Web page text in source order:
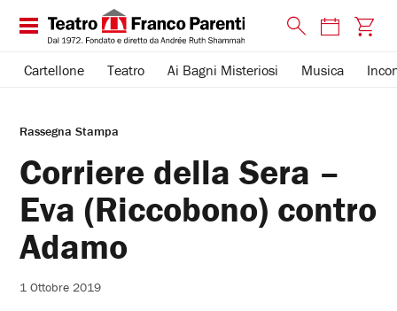
Cartellone Teatro Ai Bagni Misteriosi Musica
Rassegna Stampa
Corriere della Sera –
Eva (Riccobono) contro
Adamo
1 Ottobre 2019